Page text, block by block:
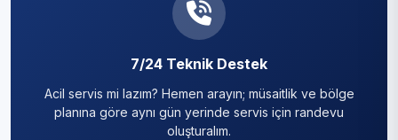
7/24 Teknik Destek
Acil servis mi lazım? Hemen arayın; müsaitlik ve bölge
planına göre aynı gün yerinde servis için randevu
oluşturalım.